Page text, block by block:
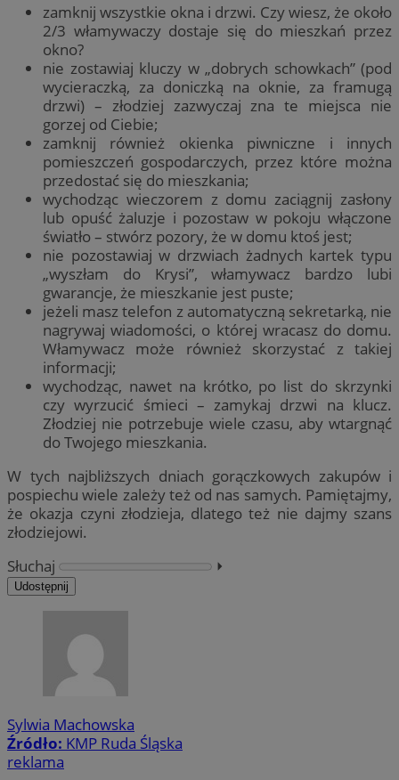
zamknij wszystkie okna i drzwi. Czy wiesz, że około
2/3 włamywaczy dostaje się do mieszkań przez
okno?
nie zostawiaj kluczy w „dobrych schowkach” (pod
wycieraczką, za doniczką na oknie, za framugą
drzwi) – złodziej zazwyczaj zna te miejsca nie
gorzej od Ciebie;
zamknij również okienka piwniczne i innych
pomieszczeń gospodarczych, przez które można
przedostać się do mieszkania;
wychodząc wieczorem z domu zaciągnij zasłony
lub opuść żaluzje i pozostaw w pokoju włączone
światło – stwórz pozory, że w domu ktoś jest;
nie pozostawiaj w drzwiach żadnych kartek typu
„wyszłam do Krysi”, włamywacz bardzo lubi
gwarancje, że mieszkanie jest puste;
jeżeli masz telefon z automatyczną sekretarką, nie
nagrywaj wiadomości, o której wracasz do domu.
Włamywacz może również skorzystać z takiej
informacji;
wychodząc, nawet na krótko, po list do skrzynki
czy wyrzucić śmieci – zamykaj drzwi na klucz.
Złodziej nie potrzebuje wiele czasu, aby wtargnąć
do Twojego mieszkania.
W tych najbliższych dniach gorączkowych zakupów i
pospiechu wiele zależy też od nas samych. Pamiętajmy,
że okazja czyni złodzieja, dlatego też nie dajmy szans
złodziejowi.
Słuchaj
⏵︎
Udostępnij
Sylwia Machowska
Źródło: KMP Ruda Śląska
reklama